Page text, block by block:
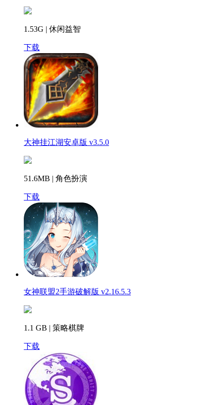
1.53G | 休闲益智
下载
大神挂江湖安卓版 v3.5.0
51.6MB | 角色扮演
下载
女神联盟2手游破解版 v2.16.5.3
1.1 GB | 策略棋牌
下载